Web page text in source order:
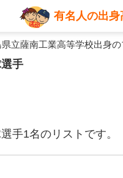
有名人の出
県立薩南工業高等学校出身
手
手1名のリストです。